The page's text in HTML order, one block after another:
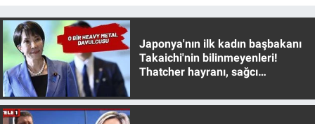
Japonya'nın ilk kadın başbakanı
Takaichi'nin bilinmeyenleri!
Thatcher hayranı, sağcı
Yerel Gündem
Yerel Yaşam
Canlı Yayın